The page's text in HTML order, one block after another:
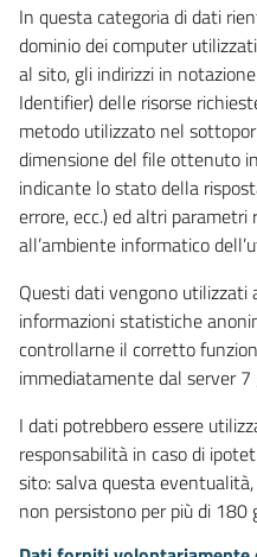
In questa categoria di dati
dominio dei computer
al sito, gli indirizzi in
Identifier) delle risorse
metodo utilizzato nel
dimensione del file ottenuto
indicante lo stato della
errore, ecc.) ed altri
all’ambiente informatico
Questi dati vengono utilizzati
informazioni statistiche
controllarne il corretto
immediatamente dal server 7
I dati potrebbero essere
responsabilità in caso di
sito: salva questa
non persistono per più di 180